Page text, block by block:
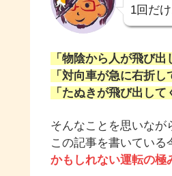
1回だ
「物陰から人が飛び出
「対向車が急に右折し
「たぬきが飛び出して
そんなことを思いなが
この記事を書いている
かもしれない運転の極